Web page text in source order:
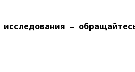
исследования –